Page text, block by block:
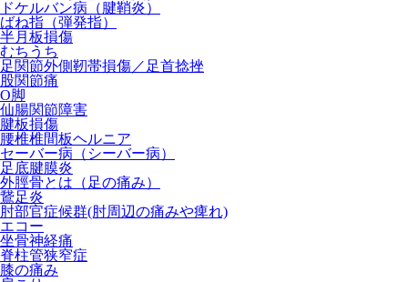
ドケルバン病（腱鞘炎）
ばね指（弾発指）
半月板損傷
むちうち
足関節外側靭帯損傷／足首捻挫
股関節痛
O脚
仙腸関節障害
腱板損傷
腰椎椎間板ヘルニア
セーバー病（シーバー病）
足底腱膜炎
外脛骨とは（足の痛み）
鵞足炎
肘部官症候群(肘周辺の痛みや痺れ)
エコー
坐骨神経痛
脊柱管狭窄症
膝の痛み